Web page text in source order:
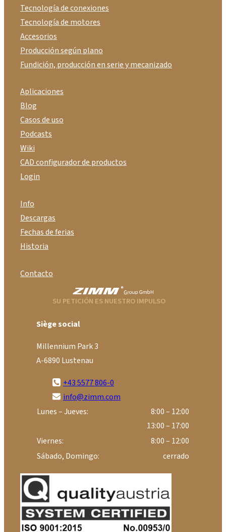
Tecnología de conexiones
Tecnología de motores
Accesorios
Producción según plano
Fundición, producción en serie y mecanizado
Aplicaciones
Blog
Casos de uso
Podcasts
Wiki
CAD configurador de productos
Login
Info
Descargas
Fechas de ferias
Historia
Contacto
SU PETICIÓN ES NUESTRO IMPULSO
Siège social
Millennium Park 3
A-6890 Lustenau
+43 5577 806-0
info@zimm.com
Lunes – Jueves:
8:00 – 12:00
13:00 – 17:00
Viernes:
8:00 – 12:00
Sábado, Domingo:
cerrado